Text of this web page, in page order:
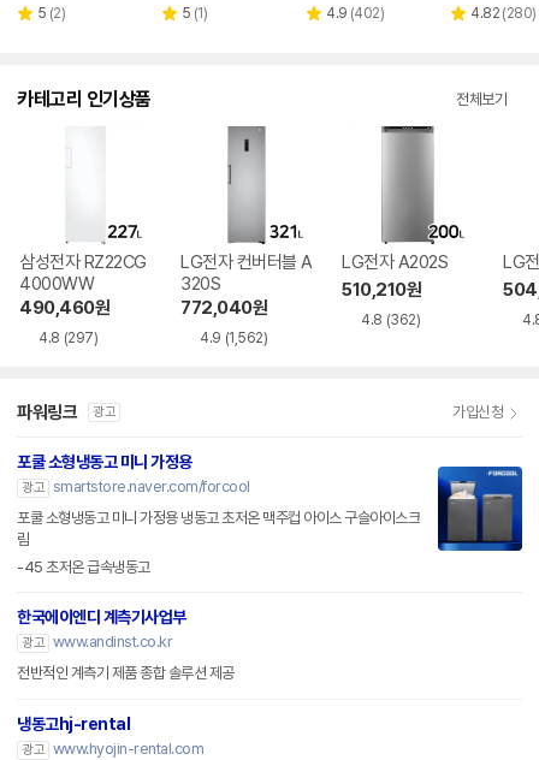
별 5 리
(2)
별 5 리
(1)
페이
별 4.9 리
(402)
별 4.82 리
(280)
카테고리 인기상품 전체보기
삼성전자 RZ22CG
4000WW
490,460원
4.8 (297)
LG전자 컨버터블 A
320S
772,040원
4.9 (1,562)
LG전자 A202S
510,210원
4.8 (362)
LG
파워링크 광고 가입신청
포쿨 소형냉동고 미니 가정용
광고 smartstore.naver.com/forcool
포쿨 소형냉동고 미니 가정용 냉동고 초저온 맥주컵 아이스 구슬아이스크
림
-45 초저온 급속냉동고
한국에이엔디 계측기사업부
광고 www.andinst.co.kr
전반적인 계측기 제품 종합 솔루션 제공
냉동고hj-rental
광고 www.hyojin-rental.com